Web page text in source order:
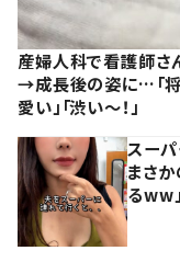
産婦人科で看護師さ
→成長後の姿に…「将
愛い」「渋い～！」
スー
まさか
るww